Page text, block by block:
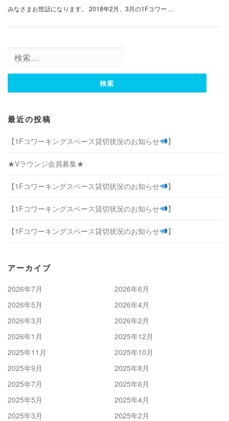
みなさまお世話になります。 2018年2月、3月の1Fコワー …
索:
最近の投稿
【1Fコワーキングスペース貸切状況のお知らせ 】
★Vラウンジ会員募集★
【1Fコワーキングスペース貸切状況のお知らせ 】
【1Fコワーキングスペース貸切状況のお知らせ 】
【1Fコワーキングスペース貸切状況のお知らせ 】
アーカイブ
2026年7月
2026年6月
2026年5月
2026年4月
2026年3月
2026年2月
2026年1月
2025年12月
2025年11月
2025年10月
2025年9月
2025年8月
2025年7月
2025年6月
2025年5月
2025年4月
2025年3月
2025年2月